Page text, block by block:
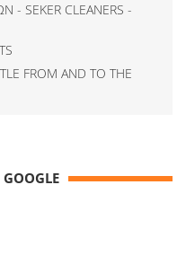
SEKER CLEANERS -
FROM AND TO THE